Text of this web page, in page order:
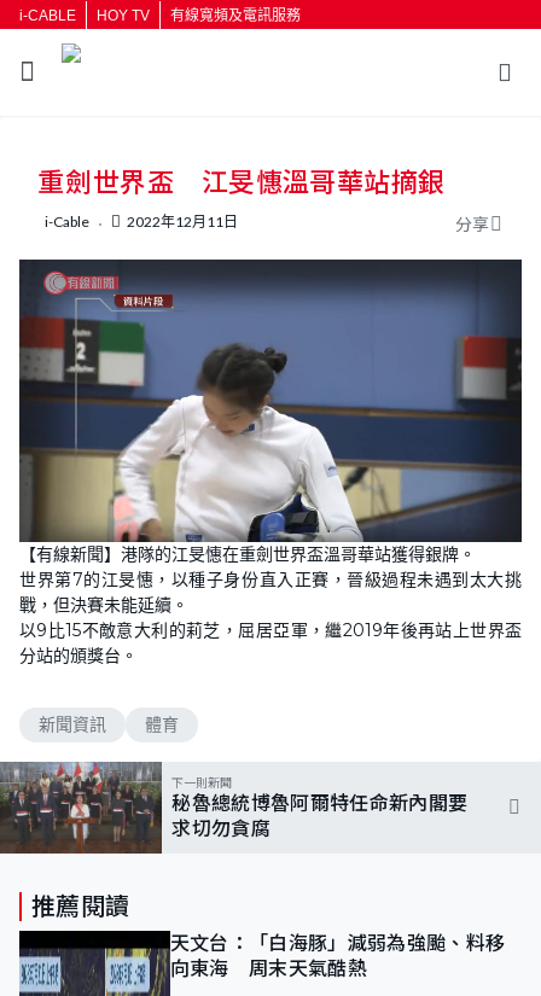
i-CABLE HOY TV 有線寬頻及電訊服務
按輸入鍵開始搜尋
重劍世界盃 江旻憓溫哥華站摘銀
i-Cable 2022年12月11日 分享
U
n
m
u
t
e
L
o
a
d
e
1
0
【有線新聞】港隊的江旻憓在重劍世界盃溫哥華站獲得銀牌。
世界第7的江旻憓，以種子身份直入正賽，晉級過程未遇到太大挑
戰，但決賽未能延續。
以9比15不敵意大利的莉芝，屈居亞軍，繼2019年後再站上世界盃
分站的頒獎台。
新聞資訊 體育
下一則新聞
秘魯總統博魯阿爾特任命新內閣要
求切勿貪腐
推薦閱讀
天文台：「白海豚」減弱為強颱、料移
向東海 周末天氣酷熱